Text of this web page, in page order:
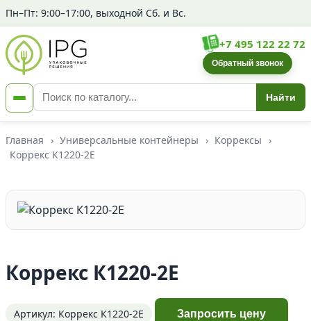
Пн–Пт: 9:00–17:00, выходной Сб. и Вс.
Найти
+7 495 122 22 72
Обратный звонок
Главная › Универсальные контейнеры › Коррексы ›
Коррекс К1220-2Е
Коррекс К1220-2Е
Артикул: Коррекс К1220-2Е Запросить цену